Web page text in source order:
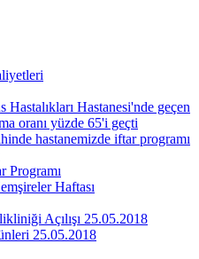
Hastalıkları Hastanesi'nde geçen
oranı yüzde 65'i geçti
hastanemizde iftar programı
Programı
Haftası
Açılışı 25.05.2018
25.05.2018